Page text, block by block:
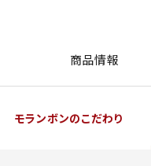
商品情報
モランボンのこだわり